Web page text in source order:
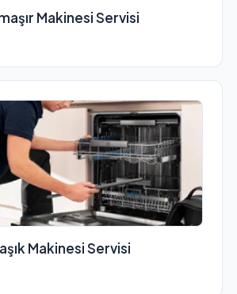
Makinesi Servisi
Makinesi Servisi